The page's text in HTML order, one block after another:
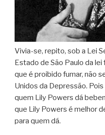
Vivia-se, repito, sob a Lei
Estado de São Paulo da
que é proibido fumar, não
Unidos da Depressão.
quem Lily Powers dá
que Lily Powers é melhor
para quem dá.